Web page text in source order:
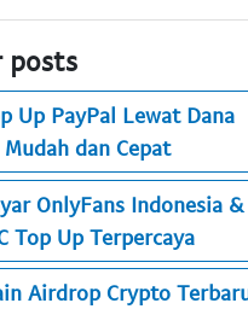
posts
Up PayPal Lewat Dana
Mudah dan Cepat
OnlyFans Indonesia &
Top Up Terpercaya
Airdrop Crypto